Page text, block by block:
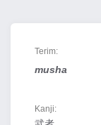
Terim:
musha
Kanji: